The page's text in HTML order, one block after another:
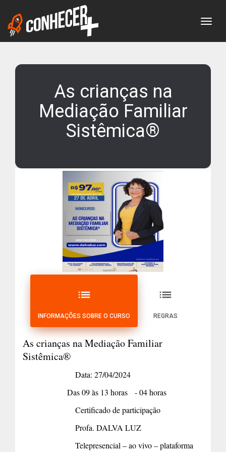
As crianças na
Mediação Familiar
Sistêmica®
list
INFORMAÇÕES SOBRE O CURSO
list
REGRAS
As crianças na Mediação Familiar
Sistêmica®
Data: 27/04/2024
Das 09 às 13 horas - 04 horas
Certificado de participação
Profa. DALVA LUZ
Telepresencial – ao vivo – plataforma